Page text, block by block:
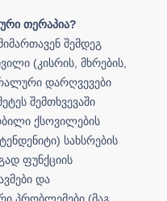
თერაპია?
შემდეგ
(კისრის, მხრების,
დარღვევები
შემთხვევაში
ქსოვილების
სახსრების
ფუნქციის
და